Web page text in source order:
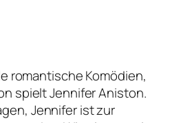
romantische Komödien,
spielt Jennifer Aniston.
Jennifer ist zur